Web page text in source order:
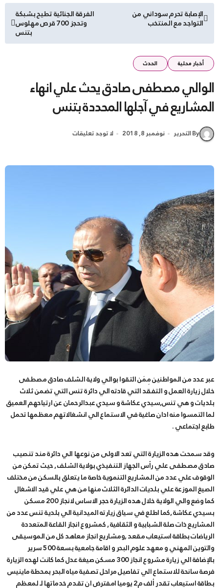
تصفّح
المقالات
الإصابة تحرم سوداني من
التواجد مع المنتخب
الفرقة الجنائية تطيح بشبكة
وتحجز 700 قرص مهلوس
بتنس
أخبار محلية الحدث
الوالي مصطفى صادق يحث علي انهاء
المشاريع في آجلها المحددة بتنس
By التحرير نوفمبر 8, 2018 لا توجد تعليقات
عبر عدد من المواطنين مِمَن التقوا بوالي ولاية الشلف صادق مصطفى
خلال زيارة العمل و التفقد التي قادته الي دائرة تنس التي تضمن ثلاث
بلديات و هي تنس,سيدي عكاشة و سيدي عبدالرحمان عن ارتياحهم العميق
لما التمسوا منه ادان صاغية في الاستماع الي انشغالاتهم معظمها تحمل
طابع اجتماعي .
وقد سمحت هده الزيارة التي تعد الاولى من نوعها الي دائرة مند تنصيب
صادق مصطفى علي رأس الجهاز التنفيذي بولاية الشلف , حيث تمكن من
الوقوف علي عدد من المشاريع التنموية خاصة ما يتعلق بالسكن من مختلف
الصيغ الموزعة علي بلديات الدائرة الثلاث منها من هي علي قيد الاشغال
كما وضع والي الولاية خلال هده الزيارة حجر الاساس لانجاز 200 مسكن
بسيدي عكاشة ,كما اطلع في سياق زيارته الميدانية الي بلدية تنس عدد من
المشاريع ذات صلة الشبابية و الثقافية , كمشروع انجاز القاعة المتعددة
الرياضات بطاقة استيعاب مقعد ,ومشاريع انجاز معاهد كل من الموسيقى
والتوين المهني و معهد علوم البحر و اقامة جامعية بسعة 500 سرير
بالإضافة الي زيارة مشروع انجاز 300 مسكن صيغة عدل كما كانت لهده الزيارة
فرصة سانحة للاستماع الي تفاصيل مراحل تصفية مياه البحر بمحطة ماينيس
بطاقة استيعاب تقدر ألف م2 يوميا امفترض ان تقدم خدماتها لـ لمعظم